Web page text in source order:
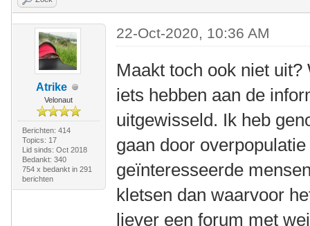
Atrike
Velonaut
Berichten: 414
Topics: 17
Lid sinds: Oct 2018
Bedankt: 340
754 x bedankt in 291
berichten
22-Oct-2020, 10:36 AM
Maakt toch ook niet
iets hebben aan de
uitgewisseld. Ik heb
gaan door
geïnteresseerde
kletsen dan waarvoor
liever een forum met